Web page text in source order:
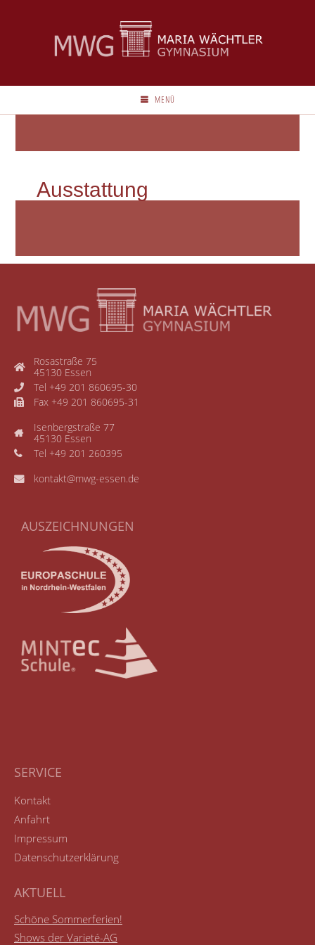
MENÜ
Ausstattung
Rosastraße 75
45130 Essen
Tel +49 201 860695-30
Fax +49 201 860695-31
Isenbergstraße 77
45130 Essen
Tel +49 201 260395
kontakt@mwg-essen.de
AUSZEICHNUNGEN
SERVICE
Kontakt
Anfahrt
Impressum
Datenschutzerklärung
AKTUELL
Schöne Sommerferien!
Shows der Varieté-AG